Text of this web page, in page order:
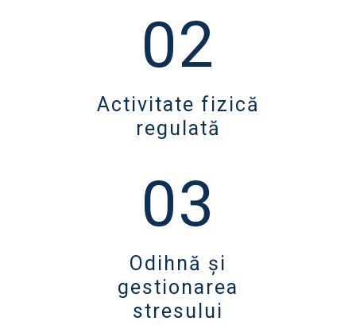
02
Activitate fizică
regulată
03
Odihnă și
gestionarea
stresului